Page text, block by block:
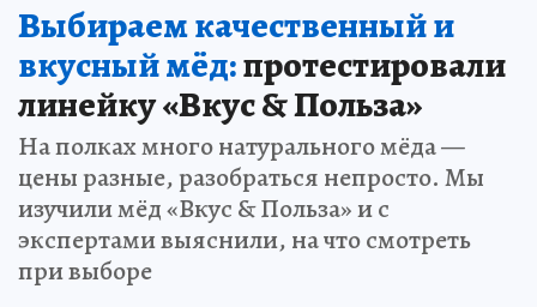
Выбираем качественный и
вкусный мёд:протестировали
линейку «Вкус & Польза»
На полках много натурального мёда —
цены разные, разобраться непросто. Мы
изучили мёд «Вкус & Польза» и с
экспертами выяснили, на что смотреть
при выборе